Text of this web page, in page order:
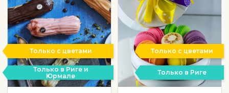
Только с цветами
Только в Риге и
Юрмале
Только с цветами
Только в Риге